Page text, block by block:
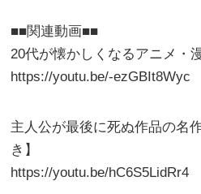
■■関連動画■■
20代が懐かしくなるアニメ・
https://youtu.be/-ezGBIt8Wyc
主人公が最後に死ぬ作品の名
き】
https://youtu.be/hC6S5LidRr4